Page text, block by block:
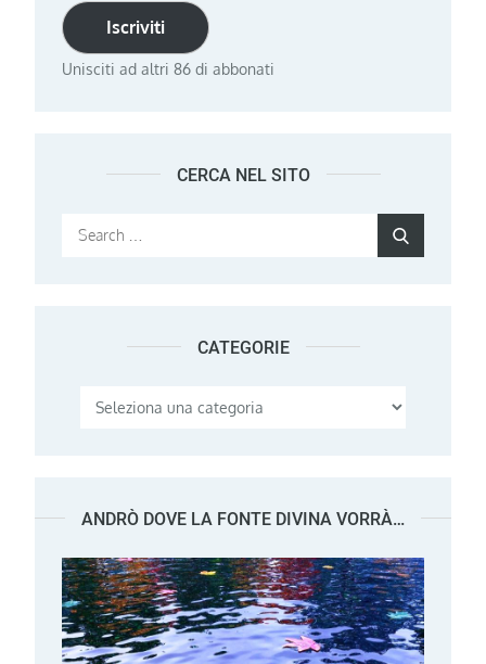
Iscriviti
Unisciti ad altri 86 di abbonati
CERCA NEL SITO
Search
CATEGORIE
Categorie
ANDRÒ DOVE LA FONTE DIVINA VORRÀ…